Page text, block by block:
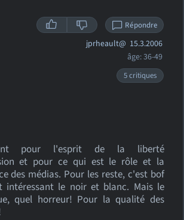
Répondre
jprheault@ 15.3.2006
âge: 36-49
5 critiques
pour l'esprit de la liberté
et pour ce qui est le rôle et la
des médias. Pour les reste, c'est bof
intéressant le noir et blanc. Mais le
quel horreur! Pour la qualité des